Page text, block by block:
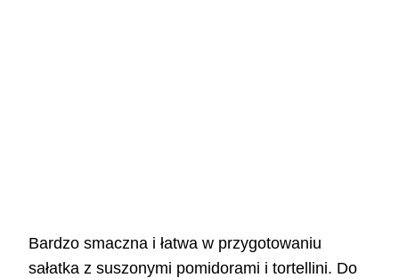
Bardzo smaczna i łatwa w przygotowaniu
sałatka z suszonymi pomidorami i tortellini. Do